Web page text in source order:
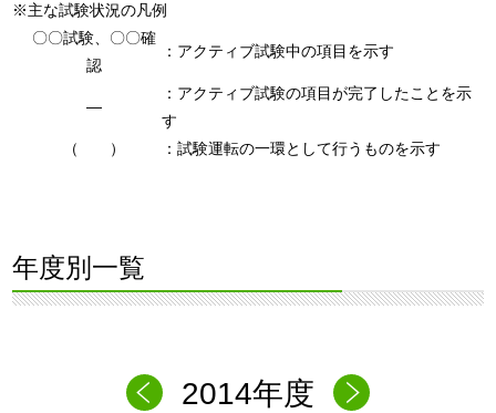
※主な試験状況の凡例
〇〇試験、〇〇確
認
：アクティブ試験中の項目を示す
―
：アクティブ試験の項目が完了したことを示
す
（ ）
：試験運転の一環として行うものを示す
年度別一覧
2014年度